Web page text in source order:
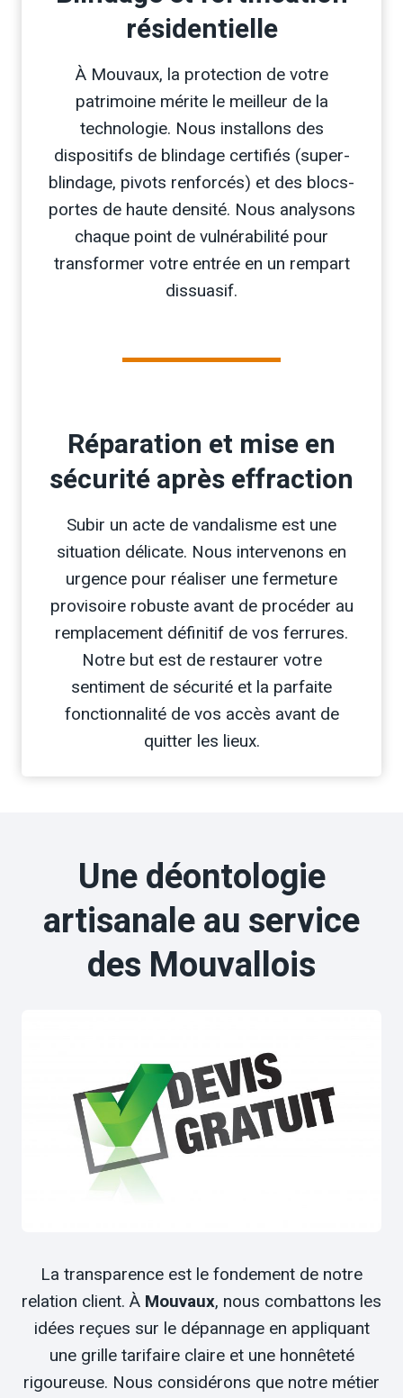
résidentielle
À Mouvaux, la protection de votre
patrimoine mérite le meilleur de la
technologie. Nous installons des
dispositifs de blindage certifiés (super-
blindage, pivots renforcés) et des blocs-
portes de haute densité. Nous analysons
chaque point de vulnérabilité pour
transformer votre entrée en un rempart
dissuasif.
Réparation et mise en
sécurité après effraction
Subir un acte de vandalisme est une
situation délicate. Nous intervenons en
urgence pour réaliser une fermeture
provisoire robuste avant de procéder au
remplacement définitif de vos ferrures.
Notre but est de restaurer votre
sentiment de sécurité et la parfaite
fonctionnalité de vos accès avant de
quitter les lieux.
Une déontologie
artisanale au service
des Mouvallois
La transparence est le fondement de notre
relation client. À Mouvaux, nous combattons les
idées reçues sur le dépannage en appliquant
une grille tarifaire claire et une honnêteté
rigoureuse. Nous considérons que notre métier